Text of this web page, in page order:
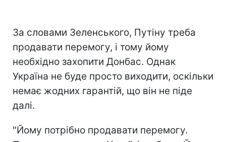
За словами Зеленського, Путіну треба
продавати перемогу, і тому йому
необхідно захопити Донбас. Однак
Україна не буде просто виходити, оскільки
немає жодних гарантій, що він не піде
далі.
"Йому потрібно продавати перемогу.